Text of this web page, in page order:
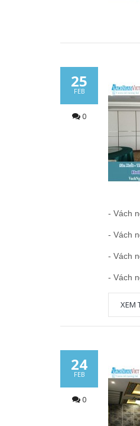
25
FEB
0
- Vách
- Vách
- Vách
- Vách
XEM
24
FEB
0